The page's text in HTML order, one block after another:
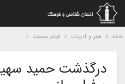
هنر و ادبیات فیلم مستند
درگذشت حمید